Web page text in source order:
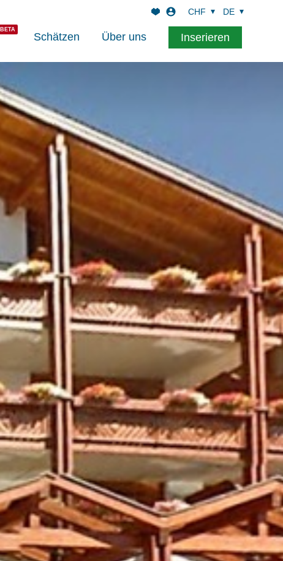
Schätzen Über uns Inserieren
CHF DE